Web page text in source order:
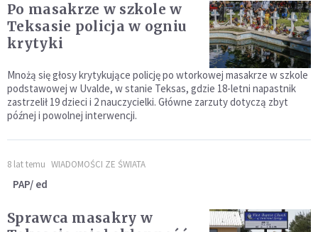
Po masakrze w szkole w
Teksasie policja w ogniu
krytyki
Mnożą się głosy krytykujące policję po wtorkowej masakrze w szkole
podstawowej w Uvalde, w stanie Teksas, gdzie 18-letni napastnik
zastrzelił 19 dzieci i 2 nauczycielki. Główne zarzuty dotyczą zbyt
późnej i powolnej interwencji.
8 lat temu WIADOMOŚCI ZE ŚWIATA
PAP/ ed
Sprawca masakry w